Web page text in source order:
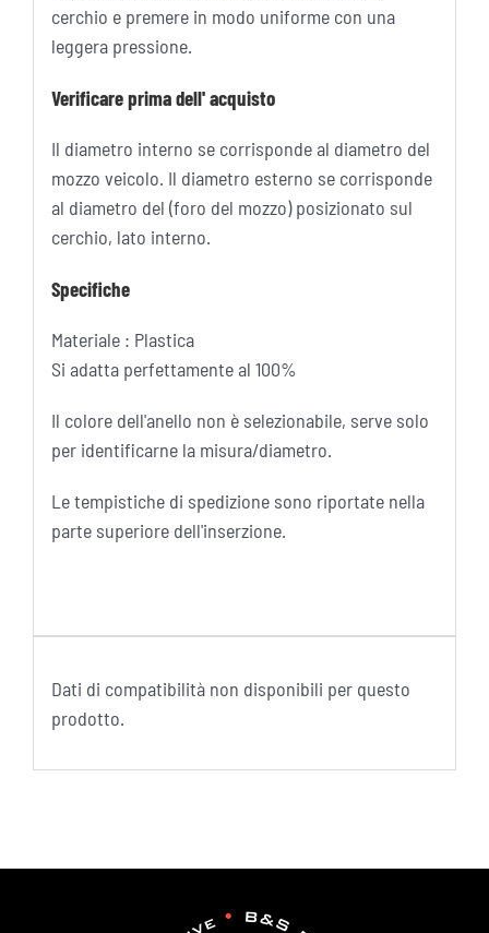
cerchio e premere in modo uniforme con una
leggera pressione.
Verificare prima dell' acquisto
Il diametro interno se corrisponde al diametro del
mozzo veicolo. Il diametro esterno se corrisponde
al diametro del (foro del mozzo) posizionato sul
cerchio, lato interno.
Specifiche
Materiale : Plastica
Si adatta perfettamente al 100%
Il colore dell'anello non è selezionabile, serve solo
per identificarne la misura/diametro.
Le tempistiche di spedizione sono riportate nella
parte superiore dell'inserzione.
Dati di compatibilità non disponibili per questo
prodotto.